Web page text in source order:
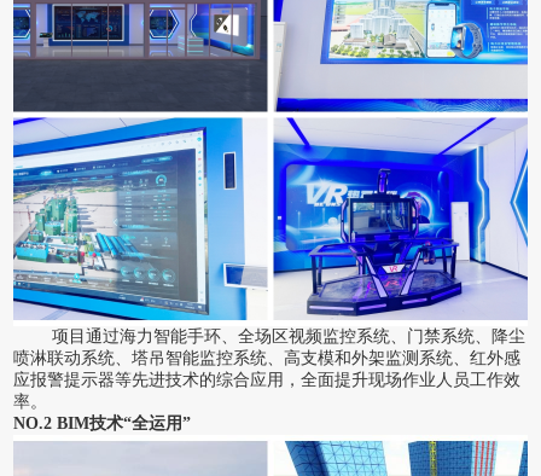
项目通过海力智能手环、全场区视频监控系统、门禁系统、降尘
喷淋联动系统、塔吊智能监控系统、高支模和外架监测系统、红外感
应报警提示器等先进技术的综合应用，全面提升现场作业人员工作效
率。
NO.2 BIM技术“全运用”